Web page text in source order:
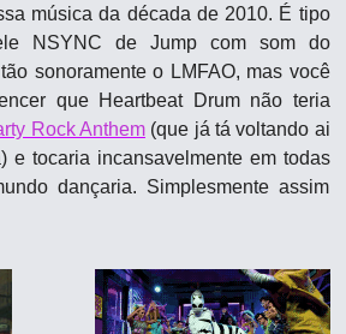
música da década de 2010. É tipo
NSYNC de Jump com som do
LMFAO. Talvez não tão sonoramente o LMFAO, mas você
que Heartbeat Drum não teria
Rock Anthem (que já tá voltando ai
e tocaria incansavelmente em todas
dançaria. Simplesmente assim